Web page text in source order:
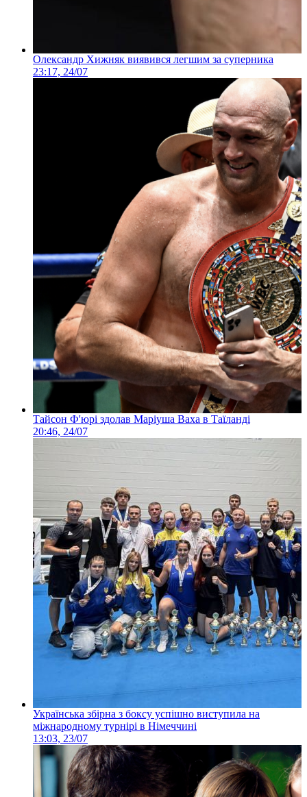
Олександр Хижняк виявився легшим за суперника
23:17, 24/07
Тайсон Ф'юрі здолав Маріуша Ваха в Таїланді
20:46, 24/07
Українська збірна з боксу успішно виступила на
міжнародному турнірі в Німеччині
13:03, 23/07